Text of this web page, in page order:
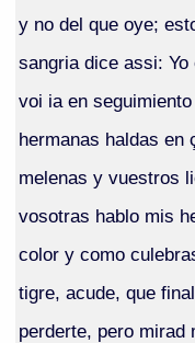
y no del que oye;
sangria dice assi:
voi ia en
hermanas haldas en
melenas y vuestros
vosotras hablo mis
color y como
tigre, acude, que
perderte, pero mirad